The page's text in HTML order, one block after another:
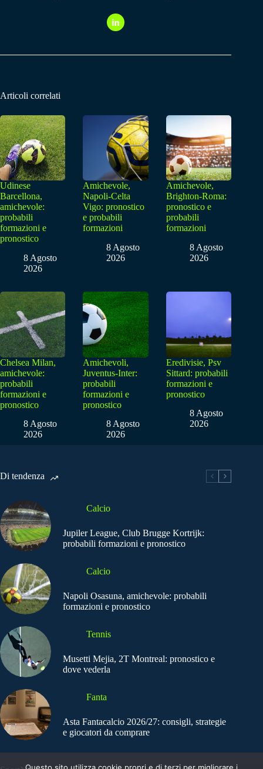
Articoli correlati
Udinese
Barcellona,
amichevole:
probabili
formazioni e
pronostico
8 Agosto
2026
Amichevole,
Napoli-Celta
Vigo: pronostico
e probabili
formazioni
8 Agosto
2026
Amichevole,
Brighton-Roma:
pronostico e
probabili
formazioni
8 Agosto
2026
Chelsea Milan,
amichevole:
probabili
formazioni e
pronostico
8 Agosto
2026
Amichevoli,
Juventus-Inter:
probabili
formazioni e
pronostico
8 Agosto
2026
Eredivisie, Psv
Sittard: probabili
formazioni e
pronostico
8 Agosto
2026
Di tendenza
Calcio
Jupiler League, Club Brugge Kortrijk:
probabili formazioni e pronostico
Calcio
Napoli Osasuna, amichevole: probabili
formazioni e pronostico
Tennis
Musetti Mejia, 2T Montreal: pronostico e
dove vederla
Fanta
Asta Fantacalcio 2026/27: consigli, strategie
e giocatori da comprare